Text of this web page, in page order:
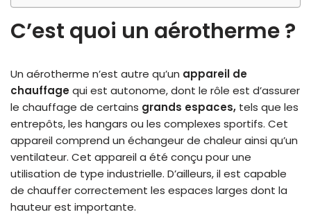
C’est quoi un aérotherme ?
Un aérotherme n’est autre qu’un appareil de
chauffagequi est autonome, dont le rôle est d’assurer
le chauffage de certains grands espaces, tels que les
entrepôts, les hangars ou les complexes sportifs. Cet
appareil comprend un échangeur de chaleur ainsi qu’un
ventilateur. Cet appareil a été conçu pour une
utilisation de type industrielle. D’ailleurs, il est capable
de chauffer correctement les espaces larges dont la
hauteur est importante.